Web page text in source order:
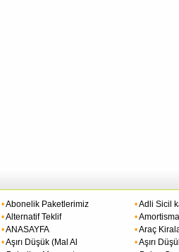
•Abonelik Paketlerimiz •Adli Sicil
•Alternatif Teklif •
•ANASAYFA •Araç
•Aşırı Düşük (Mal Al •Aşırı